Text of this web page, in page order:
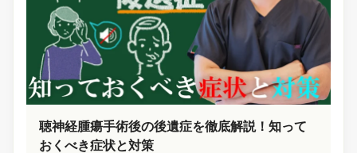
聴神経腫瘍手術後の後遺症を徹底解説！知って
おくべき症状と対策